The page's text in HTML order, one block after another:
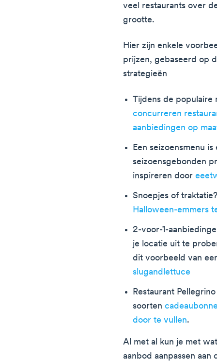
veel restaurants over
grootte.
Hier zijn enkele
prijzen, gebaseerd op
strategieën
Tijdens de populaire
concurreren
aanbiedingen op
Een seizoensmenu
seizoensgebonden
inspireren door
Snoepjes of
Halloween-emmers
2-voor-1-
je locatie uit te
dit voorbeeld van
slugandlettuce
Restaurant
soorten
door te vullen.
Al met al kun je met
aanbod aanpassen